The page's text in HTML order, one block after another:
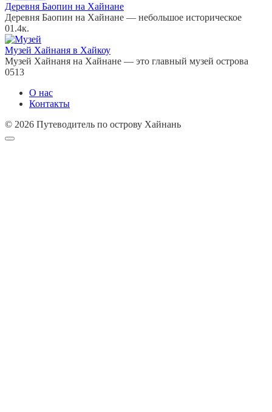
Деревня Баопин на Хайнане
Деревня Баопин на Хайнане — небольшое историческое
01.4к.
Музей Хайнаня в Хайкоу
Музей Хайнаня на Хайнане — это главный музей острова
0513
О нас
Контакты
© 2026 Путеводитель по острову Хайнань